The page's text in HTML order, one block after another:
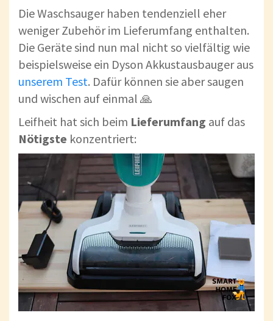
Die Waschsauger haben tendenziell eher
weniger Zubehör im Lieferumfang enthalten.
Die Geräte sind nun mal nicht so vielfältig wie
beispielsweise ein Dyson Akkustausbauger aus
unserem Test. Dafür können sie aber saugen
und wischen auf einmal 🙏
Leifheit hat sich beim Lieferumfang auf das
Nötigste konzentriert: